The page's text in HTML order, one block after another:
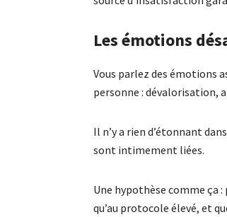
Les émotions
Vous parlez des émotions
personne : dévalorisation,
Il n’y a rien d’étonnant
sont intimement liées.
Une hypothèse comme ça
qu’au protocole élevé, et